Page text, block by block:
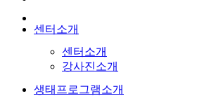
센터소개
센터소개
강사진소개
생태프로그램소개